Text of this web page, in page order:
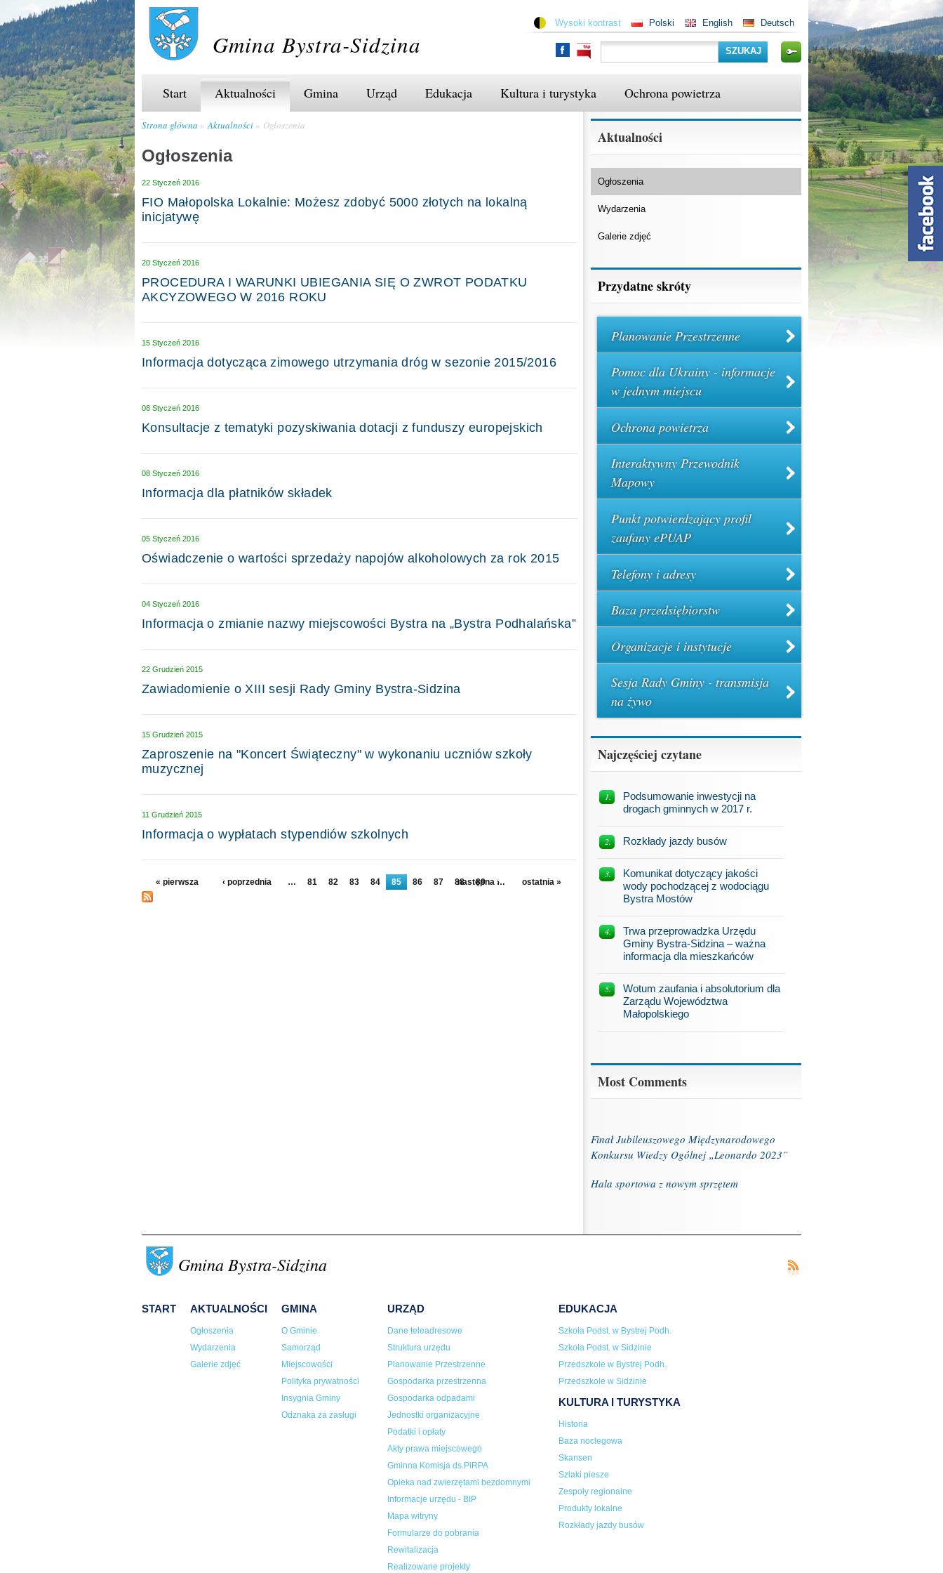
Polski English Deutsch
Wysoki kontrast
Gmina Bystra-Sidzina Szukaj
Start Aktualności Gmina Urząd Edukacja Kultura i turystyka Ochrona powietrza
Strona główna Aktualności Ogłoszenia
Ogłoszenia
22 Styczeń 2016
FIO Małopolska Lokalnie: Możesz zdobyć 5000 złotych na lokalną
inicjatywę
20 Styczeń 2016
PROCEDURA I WARUNKI UBIEGANIA SIĘ O ZWROT PODATKU
AKCYZOWEGO W 2016 ROKU
15 Styczeń 2016
Informacja dotycząca zimowego utrzymania dróg w sezonie 2015/2016
08 Styczeń 2016
Konsultacje z tematyki pozyskiwania dotacji z funduszy europejskich
08 Styczeń 2016
Informacja dla płatników składek
05 Styczeń 2016
Oświadczenie o wartości sprzedaży napojów alkoholowych za rok 2015
04 Styczeń 2016
Informacja o zmianie nazwy miejscowości Bystra na „Bystra Podhalańska”
22 Grudzień 2015
Zawiadomienie o XIII sesji Rady Gminy Bystra-Sidzina
15 Grudzień 2015
Zaproszenie na "Koncert Świąteczny" w wykonaniu uczniów szkoły
muzycznej
11 Grudzień 2015
Informacja o wypłatach stypendiów szkolnych
Strony
« pierwsza ‹ poprzednia … 81 82 83 84 85 86 87 88 89 …
następna › ostatnia »
Aktualności
Ogłoszenia
Wydarzenia
Galerie zdjęć
Przydatne skróty
Planowanie Przestrzenne
Pomoc dla Ukrainy - informacje
w jednym miejscu
Ochrona powietrza
Interaktywny Przewodnik
Mapowy
Punkt potwierdzający profil
zaufany ePUAP
Telefony i adresy
Baza przedsiębiorstw
Organizacje i instytucje
Sesja Rady Gminy - transmisja
na żywo
Najczęściej czytane
Podsumowanie inwestycji na
drogach gminnych w 2017 r.
Rozkłady jazdy busów
Komunikat dotyczący jakości
wody pochodzącej z wodociągu
Bystra Mostów
Trwa przeprowadzka Urzędu
Gminy Bystra-Sidzina – ważna
informacja dla mieszkańców
Wotum zaufania i absolutorium dla
Zarządu Województwa
Małopolskiego
Most Comments
Finał Jubileuszowego Międzynarodowego
Konkursu Wiedzy Ogólnej „Leonardo 2023”
Hala sportowa z nowym sprzętem
Gmina Bystra-Sidzina
START AKTUALNOŚCI
Ogłoszenia
Wydarzenia
Galerie zdjęć
GMINA
O Gminie
Samorząd
Miejscowości
Polityka prywatności
Insygnia Gminy
Odznaka za zasługi
URZĄD
Dane teleadresowe
Struktura urzędu
Planowanie Przestrzenne
Gospodarka przestrzenna
Gospodarka odpadami
Jednostki organizacyjne
Podatki i opłaty
Akty prawa miejscowego
Gminna Komisja ds.PiRPA
Opieka nad zwierzętami bezdomnymi
Informacje urzędu - BIP
Mapa witryny
Formularze do pobrania
Rewitalizacja
Realizowane projekty
EDUKACJA
Szkoła Podst. w Bystrej Podh.
Szkoła Podst. w Sidzinie
Przedszkole w Bystrej Podh.
Przedszkole w Sidzinie
KULTURA I TURYSTYKA
Historia
Baza noclegowa
Skansen
Szlaki piesze
Zespoły regionalne
Produkty lokalne
Rozkłady jazdy busów